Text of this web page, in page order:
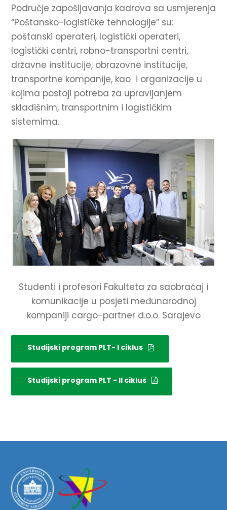
Područje zapošljavanja kadrova sa usmjerenja
“Poštansko-logističke tehnologije” su:
poštanski operateri, logistički operateri,
logistički centri, robno-transportni centri,
državne institucije, obrazovne institucije,
transportne kompanije, kao i organizacije u
kojima postoji potreba za upravljanjem
skladišnim, transportnim i logističkim
sistemima.
Studenti i profesori Fakulteta za saobraćaj i
komunikacije u posjeti međunarodnoj
kompaniji cargo-partner d.o.o. Sarajevo
Studijski program PLT- I ciklus
Studijski program PLT - II ciklus